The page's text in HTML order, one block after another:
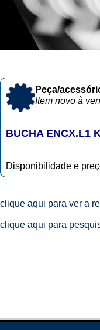
Peça/
Item novo à
BUCHA ENCX.L1
Disponibilidade e
clique aqui para ver a
clique aqui para